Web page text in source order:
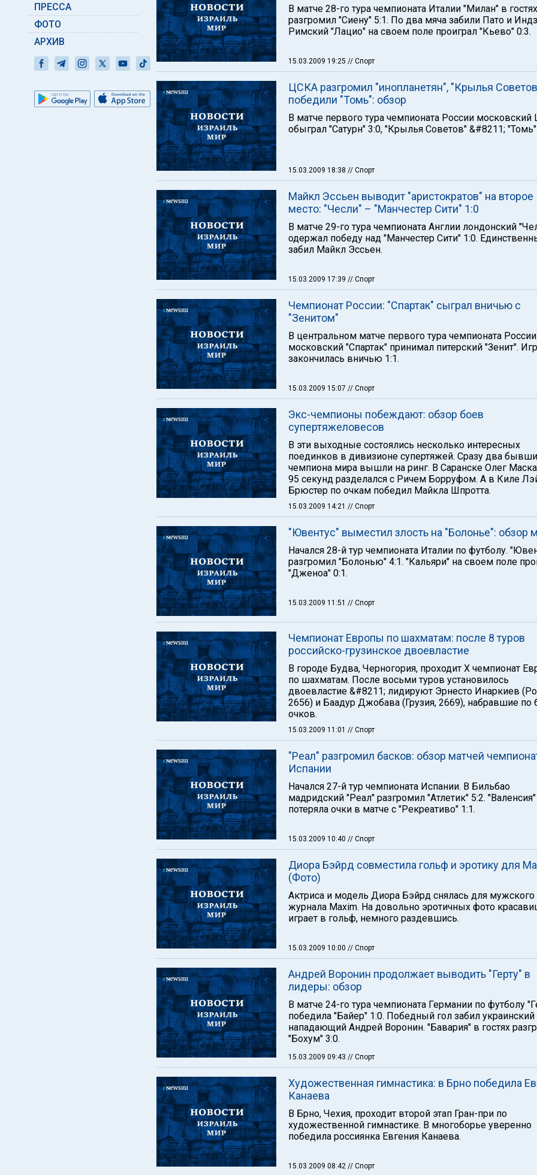
ПРЕССА
ФОТО
АРХИВ
В матче 28-го тура чемпионата Италии "Милан" в гостях
разгромил "Сиену" 5:1. По два мяча забили Пато и
Римский "Лацио" на своем поле проиграл "Кьево" 0:3.
15.03.2009 19:25 // Спорт
ЦСКА разгромил "инопланетян", "Крылья
победили "Томь": обзор
В матче первого тура чемпионата России
обыграл "Сатурн" 3:0, "Крылья Советов" &#8211; "Томь"
15.03.2009 18:38 // Спорт
Майкл Эссьен выводит "аристократов" на второе
место: "Чесли" – "Манчестер Сити" 1:0
В матче 29-го тура чемпионата Англии лондонский
одержал победу над "Манчестер Сити" 1:0.
забил Майкл Эссьен.
15.03.2009 17:39 // Спорт
Чемпионат России: "Спартак" сыграл вничью с
"Зенитом"
В центральном матче первого тура чемпионата России
московский "Спартак" принимал питерский "Зенит".
закончилась вничью 1:1.
15.03.2009 15:07 // Спорт
Экс-чемпионы побеждают: обзор боев
супертяжеловесов
В эти выходные состоялись несколько интересных
поединков в дивизионе супертяжей. Сразу два
чемпиона мира вышли на ринг. В Саранске Олег
95 секунд разделался с Ричем Борруфом. А в Киле
Брюстер по очкам победил Майкла Шпротта.
15.03.2009 14:21 // Спорт
"Ювентус" выместил злость на "Болонье": обзор
Начался 28-й тур чемпионата Италии по футболу.
разгромил "Болонью" 4:1. "Кальяри" на своем поле
"Дженоа" 0:1.
15.03.2009 11:51 // Спорт
Чемпионат Европы по шахматам: после 8 туров
российско-грузинское двоевластие
В городе Будва, Черногория, проходит Х чемпионат
по шахматам. После восьми туров установилось
двоевластие &#8211; лидируют Эрнесто Инаркиев
2656) и Баадур Джобава (Грузия, 2669), набравшие по
очков.
15.03.2009 11:01 // Спорт
"Реал" разгромил басков: обзор матчей
Испании
Начался 27-й тур чемпионата Испании. В Бильбао
мадридский "Реал" разгромил "Атлетик" 5:2. "Валенсия"
потеряла очки в матче с "Рекреативо" 1:1.
15.03.2009 10:40 // Спорт
Диора Бэйрд совместила гольф и эротику для
(Фото)
Актриса и модель Диора Бэйрд снялась для мужского
журнала Maxim. На довольно эротичных фото
играет в гольф, немного раздевшись.
15.03.2009 10:00 // Спорт
Андрей Воронин продолжает выводить "Герту" в
лидеры: обзор
В матче 24-го тура чемпионата Германии по футболу
победила "Байер" 1:0. Победный гол забил украинский
нападающий Андрей Воронин. "Бавария" в гостях
"Бохум" 3:0.
15.03.2009 09:43 // Спорт
Художественная гимнастика: в Брно победила
Канаева
В Брно, Чехия, проходит второй этап Гран-при по
художественной гимнастике. В многоборье уверенно
победила россиянка Евгения Канаева.
15.03.2009 08:42 // Спорт